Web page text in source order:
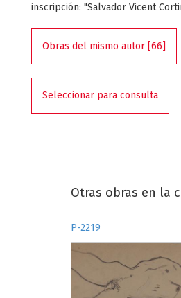
inscripción: "Salvador Vicent
Obras del mismo autor [66]
Seleccionar para consulta
Otras obras en la
P-2219